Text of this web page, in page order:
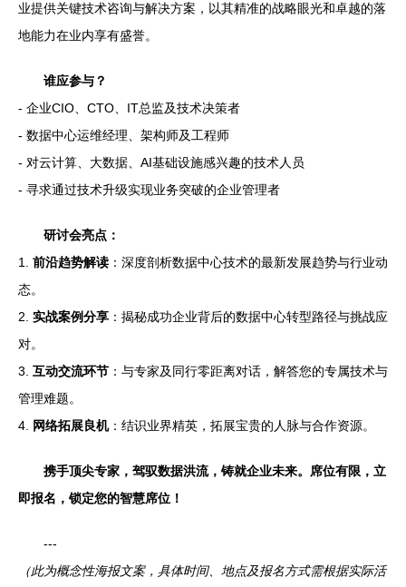
业提供关键技术咨询与解决方案，以其精准的战略眼光和卓越的落
地能力在业内享有盛誉。
谁应参与？
- 企业CIO、CTO、IT总监及技术决策者
- 数据中心运维经理、架构师及工程师
- 对云计算、大数据、AI基础设施感兴趣的技术人员
- 寻求通过技术升级实现业务突破的企业管理者
研讨会亮点：
1. 前沿趋势解读 ：深度剖析数据中心技术的最新发展趋势与行业动
态。
2. 实战案例分享 ：揭秘成功企业背后的数据中心转型路径与挑战应
对。
3. 互动交流环节 ：与专家及同行零距离对话，解答您的专属技术与
管理难题。
4.
网络拓展良机：结识业界精英，拓展宝贵的人脉与合作资源。
携手顶尖专家，驾驭数据洪流，铸就企业未来。席位有限，立
即报名，锁定您的智慧席位！
---
（此为概念性海报文案，具体时间、地点及报名方式需根据实际活